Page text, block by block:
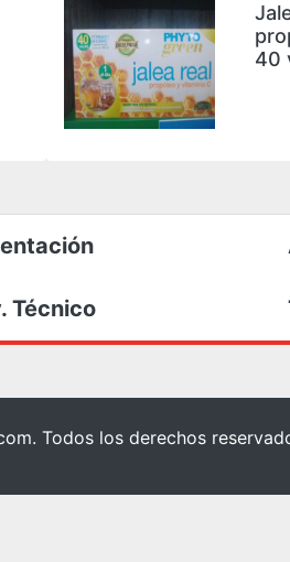
40
Técnico
Todos los derechos